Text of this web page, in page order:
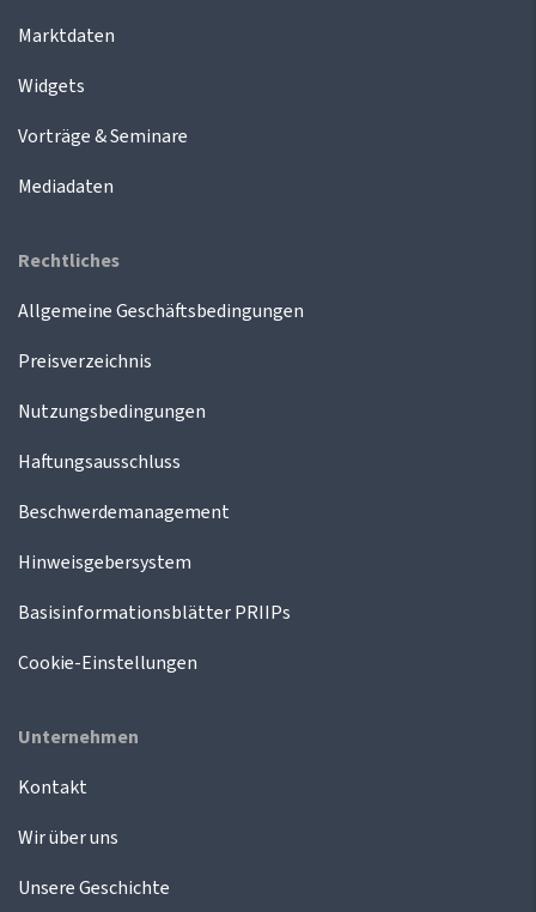
Marktdaten
Widgets
Vorträge & Seminare
Mediadaten
Rechtliches
Allgemeine Geschäftsbedingungen
Preisverzeichnis
Nutzungsbedingungen
Haftungsausschluss
Beschwerdemanagement
Hinweisgebersystem
Basisinformationsblätter PRIIPs
Cookie-Einstellungen
Unternehmen
Kontakt
Wir über uns
Unsere Geschichte